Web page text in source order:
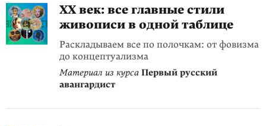
XX век: все главные стили
живописи в одной таблице
Раскладываем все по полочкам: от фовизма
до концептуализма
Материал из курса Первый русский
авангардист